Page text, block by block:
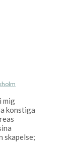
mig
konstiga
skapelse;